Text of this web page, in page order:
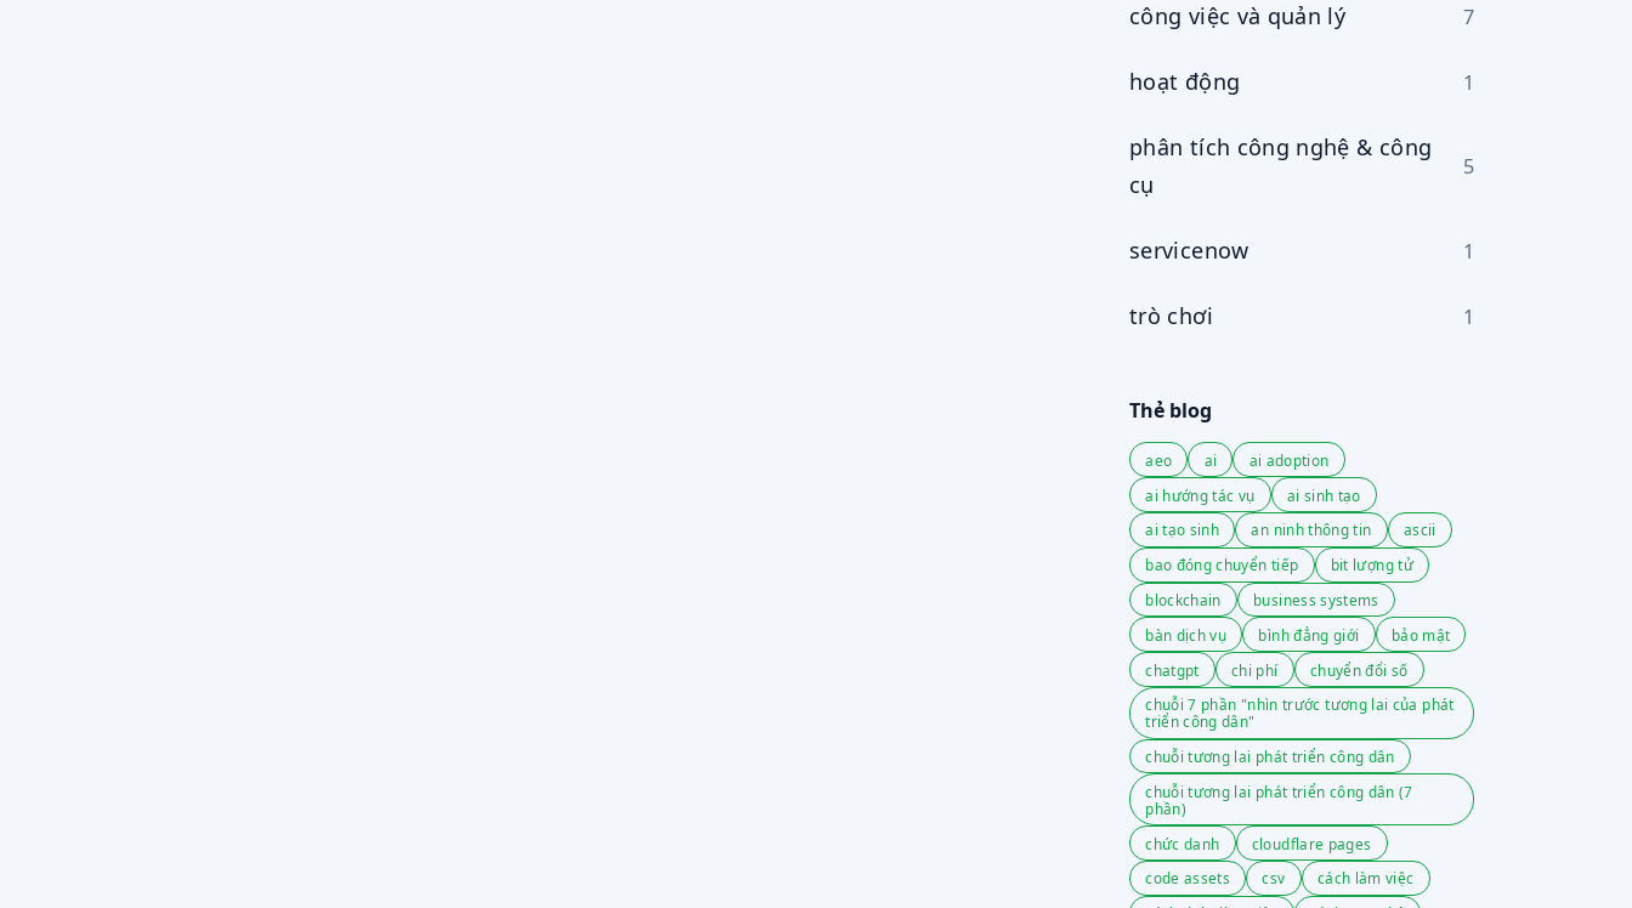
công việc và quản lý 7
hoạt động 1
phân tích công nghệ & công
cụ
5
servicenow 1
trò chơi 1
Thẻ blog
aeo ai
ai adoption
ai hướng tác vụ
ai sinh tạo
ai tạo sinh
an ninh thông tin
ascii
bao đóng chuyển tiếp
bit lượng tử
blockchain
business systems
bàn dịch vụ
bình đẳng giới
bảo mật
chatgpt
chi phí
chuyển đổi số
chuỗi 7 phần "nhìn trước tương lai của phát
triển công dân"
chuỗi tương lai phát triển công dân
chuỗi tương lai phát triển công dân (7
phần)
chức danh
cloudflare pages
code assets
csv
cách làm việc